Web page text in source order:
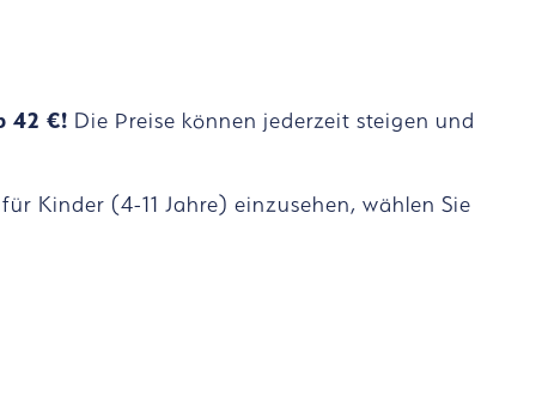
42 €! Die Preise können jederzeit steigen und
Kinder (4-11 Jahre) einzusehen, wählen Sie